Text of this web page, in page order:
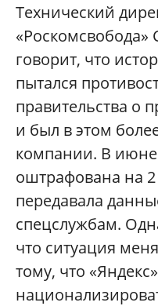
Технический
говорит, что
пытался
правительства о
и был в этом
компании. В
оштрафована на 2
передавала
спецслужбам.
что ситуация
тому, что